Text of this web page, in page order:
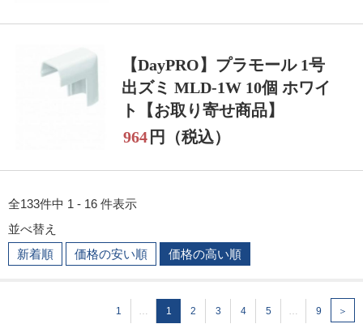
【DayPRO】プラモール 1号
出ズミ MLD-1W 10個 ホワイ
ト【お取り寄せ商品】
964 円（税込）
全133件中 1 - 16 件表示
並べ替え
新着順
価格の安い順 価格の高い順
1 … 1 2 3 4 5 … 9 ＞